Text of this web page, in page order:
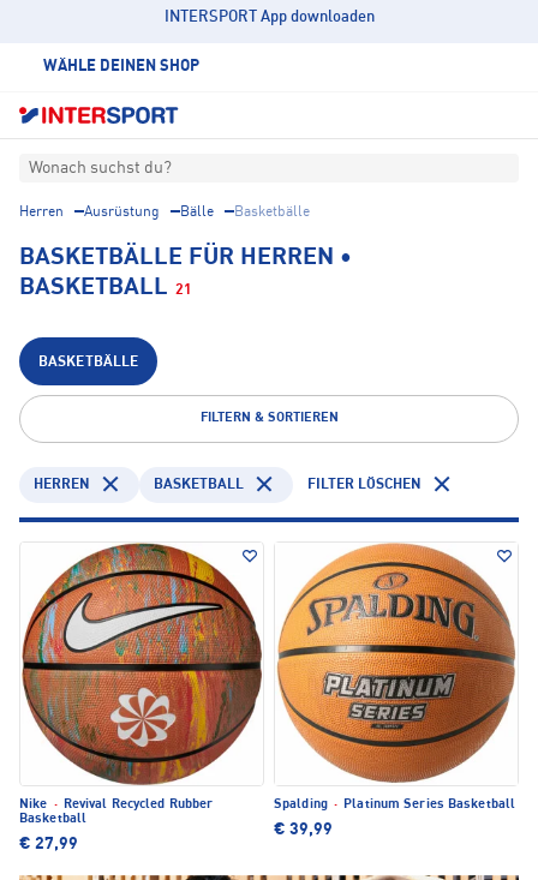
INTERSPORT App downloaden
WÄHLE DEINEN SHOP
Wonach suchst du?
Herren Ausrüstung Bälle Basketbälle
BASKETBÄLLE FÜR HERREN •
BASKETBALL 21
BASKETBÄLLE
FILTERN & SORTIEREN
HERREN BASKETBALL FILTER LÖSCHEN
Nike ·
Revival Recycled Rubber
Basketball
€ 27,99
Spalding · Platinum Series Basketball
€ 39,99